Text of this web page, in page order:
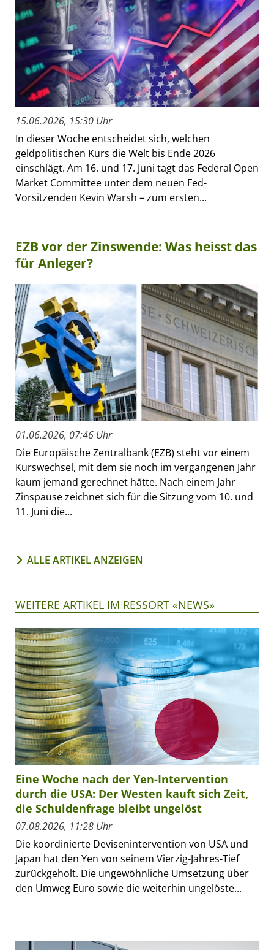
15.06.2026, 15:30 Uhr
In dieser Woche entscheidet sich, welchen
geldpolitischen Kurs die Welt bis Ende 2026
einschlägt. Am 16. und 17. Juni tagt das Federal Open
Market Committee unter dem neuen Fed-
Vorsitzenden Kevin Warsh – zum ersten...
EZB vor der Zinswende: Was heisst das
für Anleger?
01.06.2026, 07:46 Uhr
Die Europäische Zentralbank (EZB) steht vor einem
Kurswechsel, mit dem sie noch im vergangenen Jahr
kaum jemand gerechnet hätte. Nach einem Jahr
Zinspause zeichnet sich für die Sitzung vom 10. und
11. Juni die...
ALLE ARTIKEL ANZEIGEN
WEITERE ARTIKEL IM RESSORT «NEWS»
Eine Woche nach der Yen-Intervention
durch die USA: Der Westen kauft sich Zeit,
die Schuldenfrage bleibt ungelöst
07.08.2026, 11:28 Uhr
Die koordinierte Devisenintervention von USA und
Japan hat den Yen von seinem Vierzig-Jahres-Tief
zurückgeholt. Die ungewöhnliche Umsetzung über
den Umweg Euro sowie die weiterhin ungelöste...